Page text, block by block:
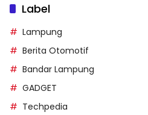
Label
Lampung
Berita Otomotif
Bandar Lampung
GADGET
Techpedia